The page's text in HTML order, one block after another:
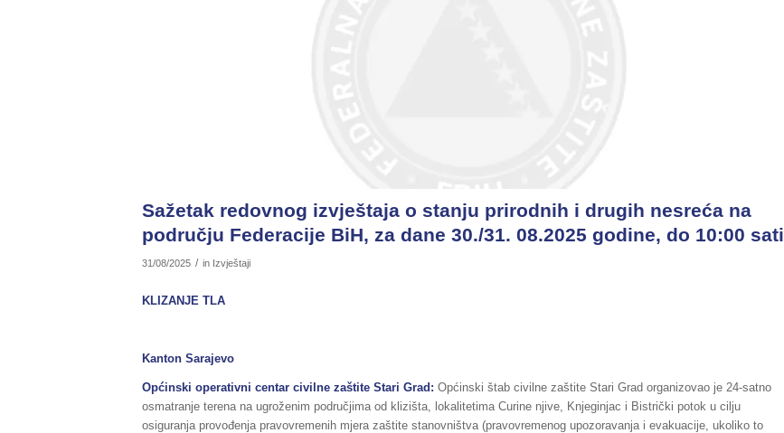
Sažetak redovnog izvještaja o stanju prirodnih i drugih nesreća na
području Federacije BiH, za dane 30./31. 08.2025 godine, do 10:00 sati
31/08/2025 / in Izvještaji
KLIZANJE TLA
Kanton Sarajevo
Općinski operativni centar civilne zaštite Stari Grad: Općinski štab civilne zaštite Stari Grad organizovao je 24-satno
osmatranje terena na ugroženim područjima od klizišta, lokalitetima Curine njive, Knjeginjac i Bistrički potok u cilju
osiguranja provođenja pravovremenih mjera zaštite stanovništva (pravovremenog upozoravanja i evakuacije, ukoliko to